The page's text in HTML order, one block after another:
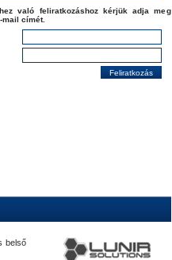
való feliratkozáshoz kérjük adja meg
mail címét.
belső